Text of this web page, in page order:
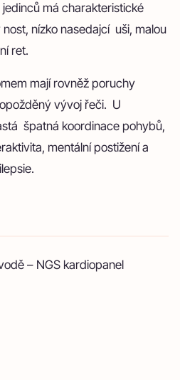
má charakteristické
nízko nasedajcí uši, malou
ret.
mají rovněž poruchy
vývoj řeči. U
špatná koordinace pohybů,
mentální postižení a
– NGS kardiopanel